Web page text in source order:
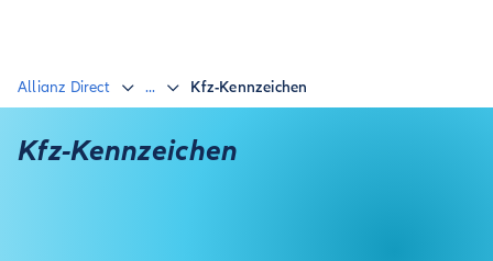
Allianz Direct ... Kfz-Kennzeichen
Kfz-Kennzeichen